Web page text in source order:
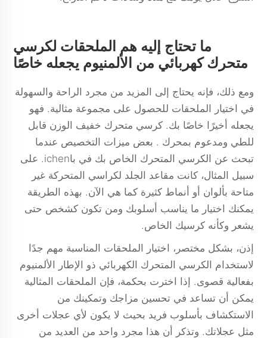
ما تحتاج إليه هم الملحقات لكرسي
متحرك كهربائي من الألمنيوم يجعله خاصًا
ومع ذلك، فإنه يحتاج إلى المزيد من مجرد الراحة والسهولة
في اختيار الملحقات للحصول على مجموعة مثالية. فهو
يجعله أخيرًا خاصًا بك. كرسي متحرك خفيف الوزن قابل
للطي ومدعوم بمحرك . بعض ميزات التخصيص عندما
تبحث عن الكرسي المتحرك الخاص بك في باichen. على
سبيل المثال، كانت مقاعد الجلد لكراسي المتحركة غير
متاحة بألوان أو أنماط كثيرة كما هي الآن. بهذه الطريقة
يمكنك اختيار ما يناسب أسلوبك ومن تكون كشخص حتى
يشعر وكأنه كرسيك الخاص.
إذن، بشكل مختصر، اختيار الملحقات المناسبة مهم جدًا
لاستخدام الكرسي المتحرك الكهربائي ذو الإطار الألمنيوم
بفعالية قصوى. إذا اخترت بحكمة، فإن الملحقات المثالية
يمكن أن تساعد في تحسين مزاجك وتمكينك من
الاستكشاف بأسلوب فريد بحيث لا يكون لأي عجلات أخرى
مثل عجلاتك. وتذكر أن هذا مجرد واحد من العديد من